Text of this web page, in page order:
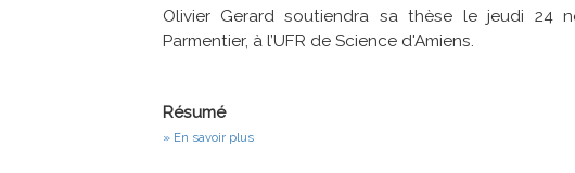
Olivier Gerard soutiendra sa thèse le jeudi 24
Parmentier, à l’UFR de Science d'Amiens.
Résumé
En savoir plussur